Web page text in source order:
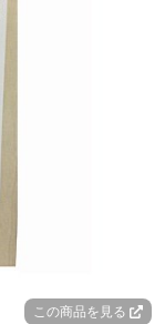
この商品を見る